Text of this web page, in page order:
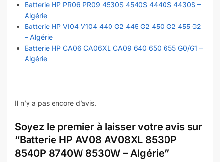
Batterie HP PR06 PR09 4530S 4540S 4440S 4430S –
Algérie
Batterie HP VI04 V104 440 G2 445 G2 450 G2 455 G2
– Algérie
Batterie HP CA06 CA06XL CA09 640 650 655 G0/G1 –
Algérie
Il n’y a pas encore d’avis.
Soyez le premier à laisser votre avis sur
“Batterie HP AV08 AV08XL 8530P
8540P 8740W 8530W – Algérie”